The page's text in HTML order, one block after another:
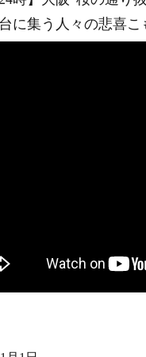
に集う人々の悲喜こ